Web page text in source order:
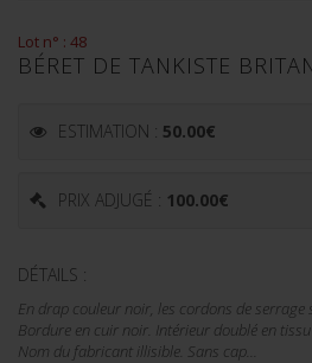
Lot n° : 48
BÉRET DE TANKISTE
ESTIMATION : 50.00€
PRIX ADJUGÉ : 100.00€
DÉTAILS :
En drap couleur noir, les cordons de serrage
Bordure en cuir noir. Intérieur doublé en
Nom du fabricant illisible. Sans cap...